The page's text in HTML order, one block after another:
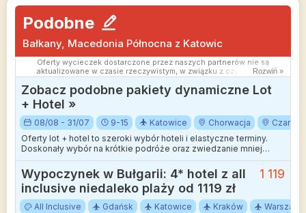
Podobne
Bałkany, Macedonia Północna z Katowic
Oferty wycieczek dostarczone przez naszych partnerów nie są
aktualizowane w czasie rzeczywistym, w związku z czym ceny i
dostępność ofert mogą się nieznacznie różnić od aktualnych.
Dokładamy wszelkich starań aby rozbieżności były jak najmniejsze.
Rozwiń »
Zobacz podobne pakiety dynamiczne Lot
+ Hotel »
08/08 - 31/07 9-15 Katowice Chorwacja
Oferty lot + hotel to szeroki wybór hoteli i elastyczne terminy.
Doskonały wybór na krótkie podróże oraz zwiedzanie mniej
wakacyjnych kierunków.
Wypoczynek w Bułgarii: 4* hotel z all
inclusive niedaleko plaży od 1119 zł
1 119
All Inclusive Gdańsk Katowice Kraków
Warszawa